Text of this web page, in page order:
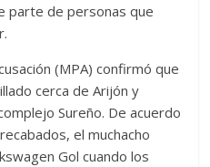
parte de personas que
(MPA) confirmó que
cerca de Arijón y
Sureño. De acuerdo
el muchacho
Gol cuando los